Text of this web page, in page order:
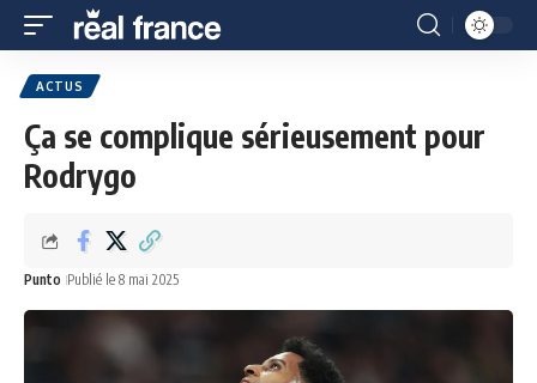
ACTUS
Ça se complique sérieusement pour
Rodrygo
Punto Publié le 8 mai 2025